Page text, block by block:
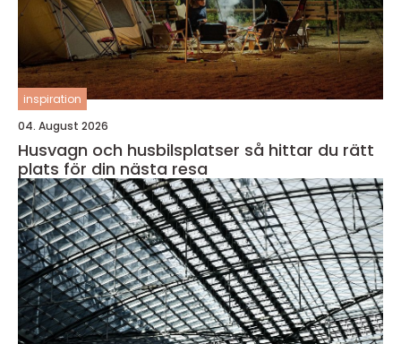
inspiration
04. August 2026
Husvagn och husbilsplatser så hittar du rätt
plats för din nästa resa